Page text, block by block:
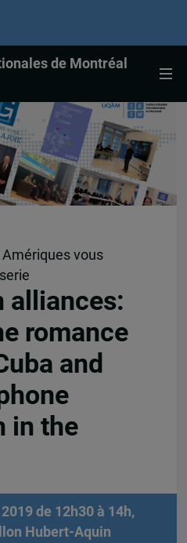
de Montréal
Amériques vous
alliances:
romance
and
in the
de 12h30 à 14h,
Hubert-Aquin